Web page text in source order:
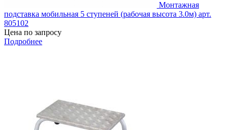
Монтажная
подставка мобильная 5 ступеней (рабочая высота 3.0м) арт.
805102
Цена по запросу
Подробнее